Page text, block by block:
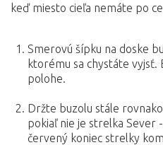
keď miesto cieľa nemáte po
Smerovú šípku na doske
ktorému sa chystáte
polohe.
Držte buzolu stále
pokiaľ nie je strelka Sever
červený koniec strelky